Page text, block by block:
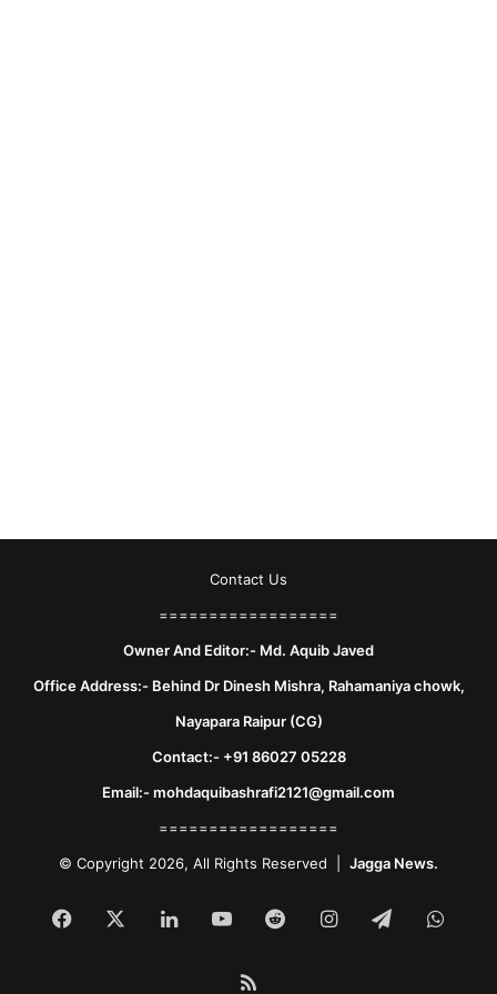
Contact Us
==================
Owner And Editor:- Md. Aquib Javed
Office Address:- Behind Dr Dinesh Mishra, Rahamaniya chowk,
Nayapara Raipur (CG)
Contact:- +91 86027 05228
Email:- mohdaquibashrafi2121@gmail.com
==================
© Copyright 2026, All Rights Reserved | Jagga News.
Facebook LinkedInYouTubeRedditInstagram
Telegram
RSS